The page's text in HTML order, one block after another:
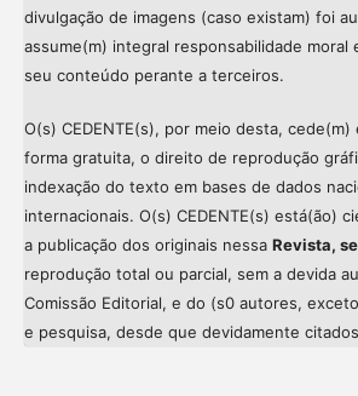
divulgação de imagens (caso existam) foi
assume(m) integral responsabilidade moral
seu conteúdo perante a terceiros.
O(s) CEDENTE(s), por meio desta,
forma gratuita, o direito de reprodução
indexação do texto em bases de dados
internacionais. O(s) CEDENTE(s) está(ão)
a publicação dos originais nessa Revista,
reprodução total ou parcial, sem a devida
Comissão Editorial, e do (s0 autores,
e pesquisa, desde que devidamenteIntro